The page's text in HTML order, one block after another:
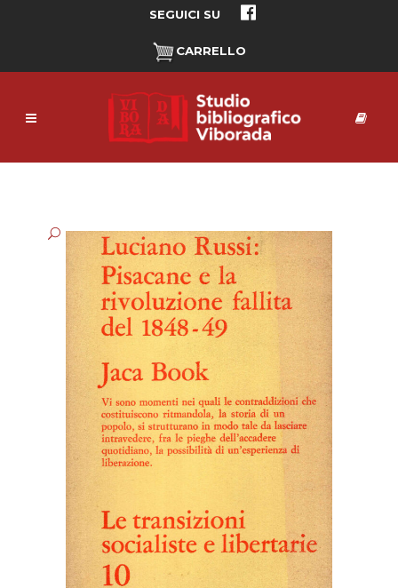
SEGUICI SU
CARRELLO